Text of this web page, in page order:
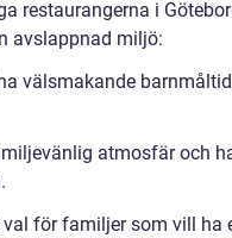
restaurangerna i
avslappnad miljö:
välsmakande
atmosfär och
för familjer som vill ha